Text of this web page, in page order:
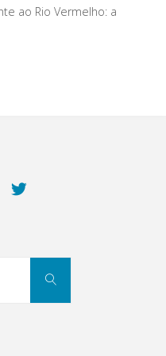
ao Rio Vermelho: a
Search